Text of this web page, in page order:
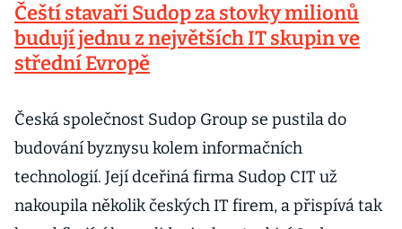
Čeští stavaři Sudop za stovky milionů
budují jednu z největších IT skupin ve
střední Evropě
Česká společnost Sudop Group se pustila do
budování byznysu kolem informačních
technologií. Její dceřiná firma Sudop CIT už
nakoupila několik českých IT firem, a přispívá tak